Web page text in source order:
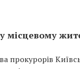
місцевому
прокурорів